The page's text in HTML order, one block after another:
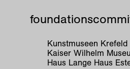
foundations
Kunstmuseen Krefeld
Kaiser Wilhelm
Haus Lange Haus